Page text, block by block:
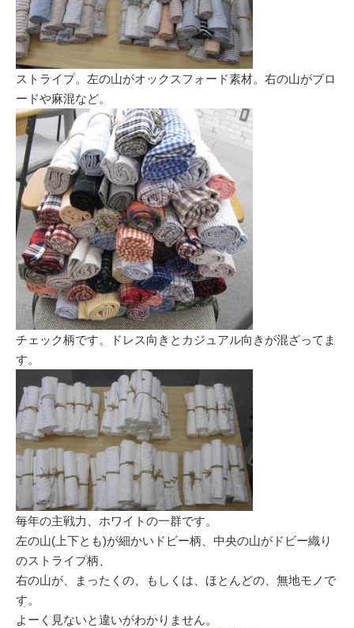
ストライプ。左の山がオックスフォード素材。右の山がブロ
ードや麻混など。
チェック柄です。ドレス向きとカジュアル向きが混ざってま
す。
毎年の主戦力、ホワイトの一群です。
左の山(上下とも)が細かいドビー柄、中央の山がドビー織り
のストライプ柄、
右の山が、まったくの、もしくは、ほとんどの、無地モノで
す。
よーく見ないと違いがわかりません。